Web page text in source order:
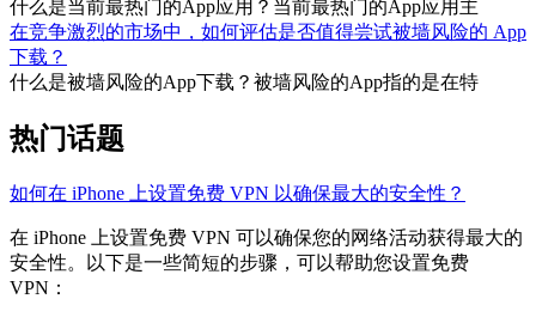
什么是当前最热门的App应用？当前最热门的App应用主
在竞争激烈的市场中，如何评估是否值得尝试被墙风险的 App
下载？
什么是被墙风险的App下载？被墙风险的App指的是在特
热门话题
如何在 iPhone 上设置免费 VPN 以确保最大的安全性？
在 iPhone 上设置免费 VPN 可以确保您的网络活动获得最大的
安全性。以下是一些简短的步骤，可以帮助您设置免费
VPN：